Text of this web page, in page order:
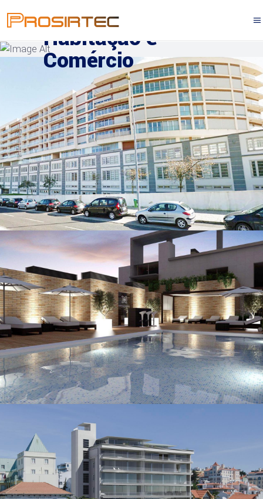
Habitação e
Comércio
HABITAÇÃO E COMÉRCIO
Metrocity
HABITAÇÃO E COMÉRCIO
Benfica Stadium
HABITAÇÃO E COMÉRCIO
Grande Hotel do Estoril